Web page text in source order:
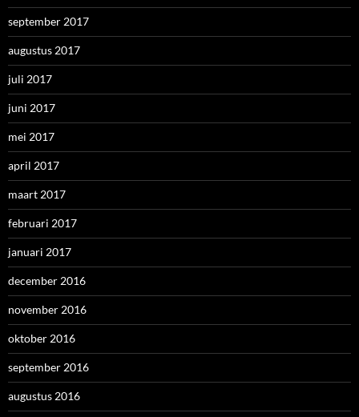
september 2017
augustus 2017
juli 2017
juni 2017
mei 2017
april 2017
maart 2017
februari 2017
januari 2017
december 2016
november 2016
oktober 2016
september 2016
augustus 2016